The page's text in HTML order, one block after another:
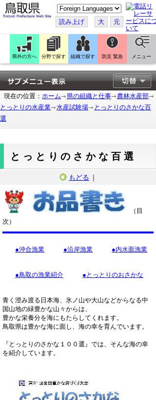
こ
の
ペ
ー
ジ
翻
訳
す
る
読み上げ 大 元
県外の方へ 分野で探す 組織で探す 防災 緊急 メニュー
現在の位置： ホーム 県の組織と仕事
農林水産部
とっとりの水産業
水産試験場
とっとりのさかな百
選
とっとりのさかな百選
もどる ｜
（目
次）
●沖合漁業 ●沿岸漁業 ●内水面漁業
●鳥取の漁業紹介 ●とっとりのおさかな
青く澄み渡る日本海、氷ノ山や大山などからなる中
国山地の緑豊かな山々からは、
豊かな栄養分を海にもたらしてくれます。
鳥取県は豊かな海に面し、海の幸を育んでいます。
『とっとりのさかな１００選』では、そんな海の幸
を紹介しています。